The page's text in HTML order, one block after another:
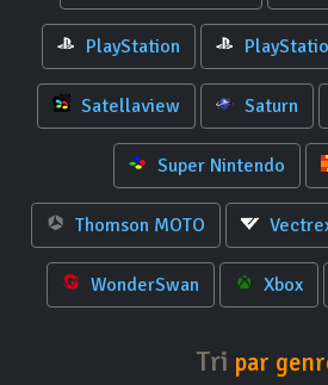
PlayStation
Satellaview Saturn
Super Nintendo
Thomson MOTO
WonderSwan Xbox
Tri par